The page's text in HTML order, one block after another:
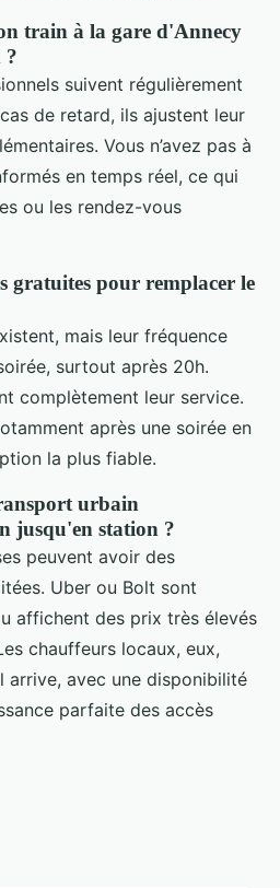
train à la gare d'Annecy
?
suivent régulièrement
de retard, ils ajustent leur
Vous n’avez pas à
en temps réel, ce qui
ou les rendez-vous
gratuites pour remplacer le
mais leur fréquence
surtout après 20h.
complètement leur service.
après une soirée en
la plus fiable.
urbain
jusqu'en station ?
peuvent avoir des
Uber ou Bolt sont
affichent des prix très élevés
chauffeurs locaux, eux,
arrive, avec une disponibilité
parfaite des accès